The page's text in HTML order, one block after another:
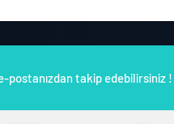
postanızdan takip edebilirsiniz !